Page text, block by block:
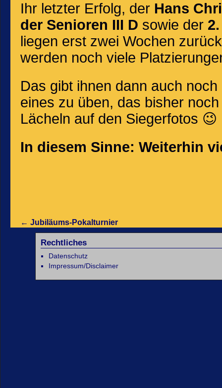
Ihr letzter Erfolg, der Hans
der Senioren III D sowie der
liegen erst zwei Wochen
werden noch viele
Das gibt ihnen dann auch
eines zu üben, das bisher
Lächeln auf den Siegerfotos 😉
In diesem Sinne: Weiterhin
← Jubiläums-Pokalturnier
Rechtliches
Datenschutz
Impressum/Disclaimer